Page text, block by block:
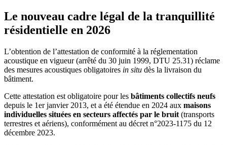
Le nouveau cadre légal de la tranquillité
résidentielle en 2026
L’obtention de l’attestation de conformité à la réglementation
acoustique en vigueur (arrêté du 30 juin 1999, DTU 25.31) réclame
des mesures acoustiques obligatoires in situ dès la livraison du
bâtiment.
Cette attestation est obligatoire pour les bâtiments collectifs neufs
depuis le 1er janvier 2013, et a été étendue en 2024 aux maisons
individuelles situées en secteurs affectés par le bruit (transports
terrestres et aériens), conformément au décret n°2023-1175 du 12
décembre 2023.